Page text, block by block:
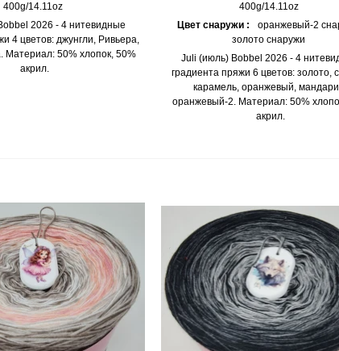
400g/14.11oz
2026 - 4 нитевидные
4 цветов: джунгли, Ривьера,
Материал: 50% хлопок, 50%
акрил.
400g/14.11oz
Цвет снаружи :
оранжевый-2
золото снаружи
Juli (июль) Bobbel 2026 - 4
градиента пряжи 6 цветов: золото,
карамель, оранжевый,
оранжевый-2. Материал: 50%
акрил.